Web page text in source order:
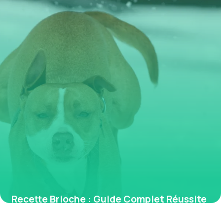
Recette Brioche : Guide Complet Réussite